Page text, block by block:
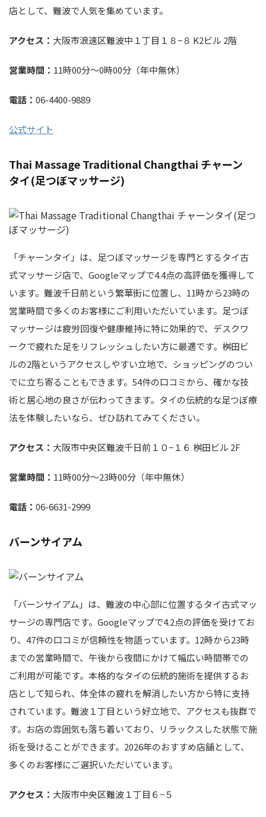
店として、難波で人気を集めています。
アクセス： 大阪市浪速区難波中１丁目１８−８ K2ビル 2階
営業時間： 11時00分～0時00分（年中無休）
電話： 06-4400-9889
公式サイト
Thai Massage Traditional Changthai チャーン
タイ(足つぼマッサージ)
「チャーンタイ」は、足つぼマッサージを専門とするタイ古
式マッサージ店で、Googleマップで4.4点の高評価を獲得して
います。難波千日前という繁華街に位置し、11時から23時の
営業時間で多くのお客様にご利用いただいています。足つぼ
マッサージは疲労回復や健康維持に特に効果的で、デスクワ
ークで疲れた足をリフレッシュしたい方に最適です。桝田ビ
ルの2階というアクセスしやすい立地で、ショッピングのつい
でに立ち寄ることもできます。54件の口コミから、確かな技
術と居心地の良さが伝わってきます。タイの伝統的な足つぼ療
法を体験したいなら、ぜひ訪れてみてください。
アクセス： 大阪市中央区難波千日前１０−１６ 桝田ビル 2F
営業時間： 11時00分～23時00分（年中無休）
電話： 06-6631-2999
バーンサイアム
「バーンサイアム」は、難波の中心部に位置するタイ古式マッ
サージの専門店です。Googleマップで4.2点の評価を受けてお
り、47件の口コミが信頼性を物語っています。12時から23時
までの営業時間で、午後から夜間にかけて幅広い時間帯での
ご利用が可能です。本格的なタイの伝統的施術を提供するお
店として知られ、体全体の疲れを解消したい方から特に支持
されています。難波１丁目という好立地で、アクセスも抜群で
す。お店の雰囲気も落ち着いており、リラックスした状態で施
術を受けることができます。2026年のおすすめ店舗として、
多くのお客様にご選択いただいています。
アクセス： 大阪市中央区難波１丁目６−５